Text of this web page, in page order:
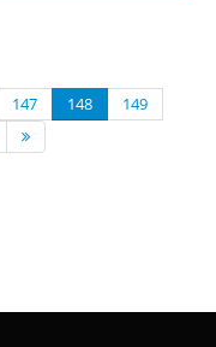
147 148
149